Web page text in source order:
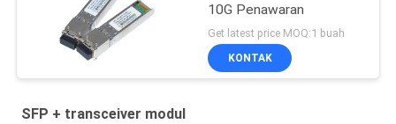
10G Penawaran
Get latest price MOQ:1 buah
KONTAK
SFP + transceiver modul